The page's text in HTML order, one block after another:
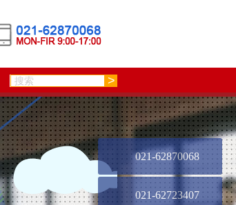
021-62870068
021-62723407